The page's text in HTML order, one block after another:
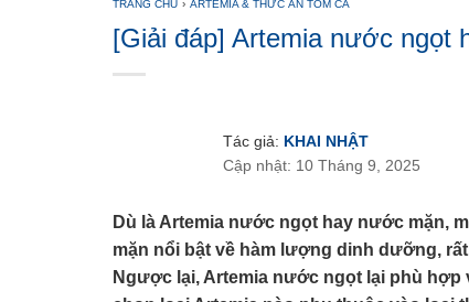
TRANG CHỦ › ARTEMIA & THỨC ĂN TÔM CÁ
[Giải đáp] Artemia nước ngọt
Tác giả: KHAI NHẬT
Cập nhật: 10 Tháng 9, 2025
Dù là Artemia nước ngọt hay nước mặn,
mặn nổi bật về hàm lượng dinh dưỡng,
Ngược lại, Artemia nước ngọt lại phù